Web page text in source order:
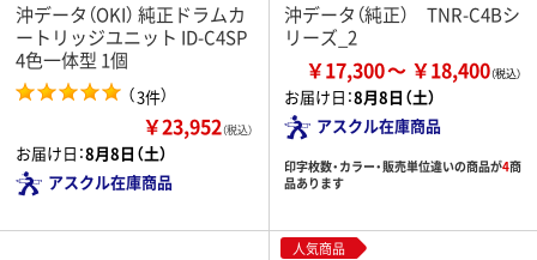
沖データ（OKI） 純正ドラムカ
ートリッジユニット ID-C4SP
4色一体型 1個
（3件）
￥23,952（税込）
お届け日：8月8日（土）
アスクル在庫商品
沖データ（純正） TNR-C4Bシ
リーズ_2
￥17,300 ￥18,400
お届け日：8月8日（土）
アスクル在庫商品
印字枚数・カラー・販売単位違いの商品が4商
品あります
人気商品